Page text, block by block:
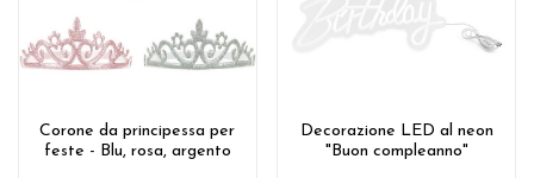
Corone da principessa per
feste - Blu, rosa, argento
Decorazione LED al neon
"Buon compleanno"